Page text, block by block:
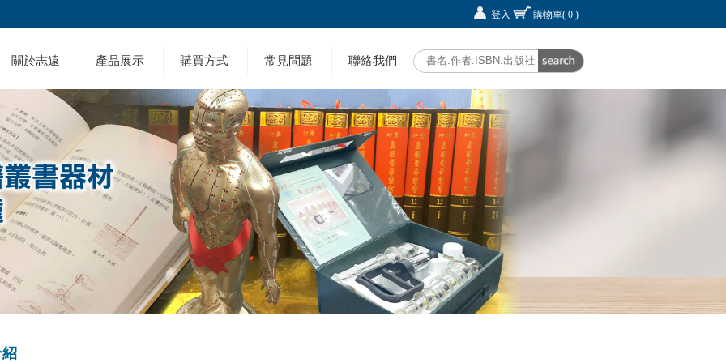
登入 購物車( 0 )
關於志遠 產品展示 購買方式 常見問題 聯絡我們